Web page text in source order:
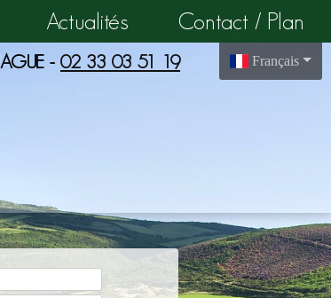
Actualités Contact / Plan
- 02 33 03 51 19 Français